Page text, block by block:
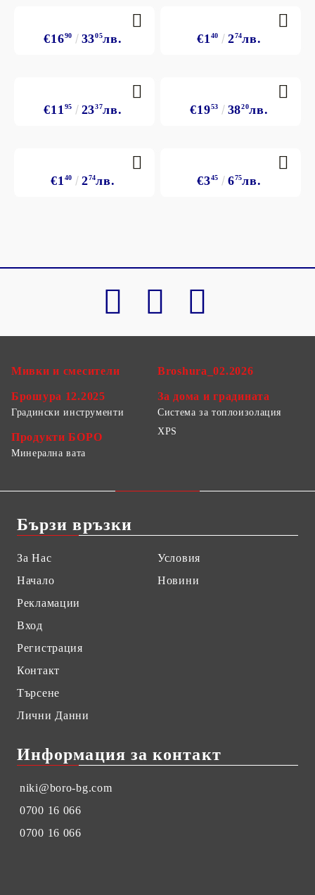
€1690 3305лв. €1 40 274лв.
€11 95 2337лв. €1953 3820лв.
€1 40 274лв. €345 675лв.
Мивки и смесители
Брошура 12.2025
Broshura_02.2026
За дома и градината
Градински инструменти
Продукти БОРО
Система за топлоизолация
XPS
Минерална вата
Бързи връзки
За Нас
Начало
Рекламации
Вход
Регистрация
Контакт
Търсене
Лични Данни
Условия
Новини
Информация за контакт
niki@boro-bg.com
0700 16 066
0700 16 066